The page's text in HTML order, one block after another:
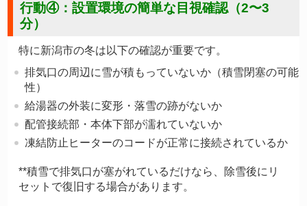
行動④：設置環境の簡単な目視確認（2〜3
分）
特に新潟市の冬は以下の確認が重要です。
排気口の周辺に雪が積もっていないか（積雪閉塞の可能
性）
給湯器の外装に変形・落雪の跡がないか
配管接続部・本体下部が濡れていないか
凍結防止ヒーターのコードが正常に接続されているか
**積雪で排気口が塞がれているだけなら、除雪後にリ
セットで復旧する場合があります。